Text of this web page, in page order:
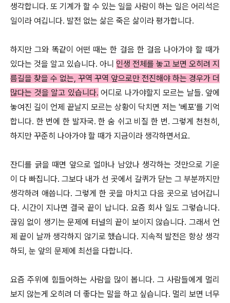
생각합니다. 또 기계가 할 수 있는 일을 사람이 하는 일은 어리석은
일이라 여깁니다. 발전 없는 삶은 죽은 삶이라 평가합니다.
하지만 그와 똑같이 어떤 때는 한 걸음 한 걸음 나아가야 할 때가
있다는 것을 알고 있습니다. 아니 인생 전체를 놓고 보면 오히려 지
름길을 찾을 수 없는, 꾸역 꾸역 앞으로만 전진해야 하는 경우가 더
많다는 것을 알고 있습니다. 어디로 나가야할지 모르는 날들. 앞에
놓여진 길이 언제 끝날지 모르는 상황이 닥치면 저는 '베포'를 기억
합니다. 한 번에 한 발자국. 한 숨 쉬고 비질 한 번. 그렇게 천천히,
하지만 꾸준히 나아가야 할 때가 지금이라 생각하면서요.
잔디를 긁을 때면 앞으로 얼마나 남았나 생각하는 것만으로 기운
이 다 빠집니다. 그보다 내가 선 곳에서 갈퀴가 닫는 그 부분까지만
생각하려 애씁니다. 그렇게 한 곳을 마치고 다음 곳으로 넘어갑니
다. 시간이 지나면 결국 끝이 납니다. 요즘 회사 일도 그렇습니다.
끊임 없이 생기는 문제에 터널의 끝이 보이지 않습니다. 그래서 언
제 끝이 날까 생각하지 않기로 했습니다. 지속적 발전은 항상 생각
하되, 눈 앞의 문제에 최선을 다합니다.
요즘 주위에 힘들어하는 사람을 많이 봅니다. 그 사람들에게 멀리
보지 않는게 오히려 더 좋다는 말을 하고 싶습니다. 멀리 보면 너무